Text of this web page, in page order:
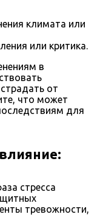
климата или
или критика.
в
от
что может
для
стресса
тревожности,